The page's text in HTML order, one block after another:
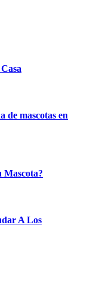
de mascotas en
Mascota?
A Los